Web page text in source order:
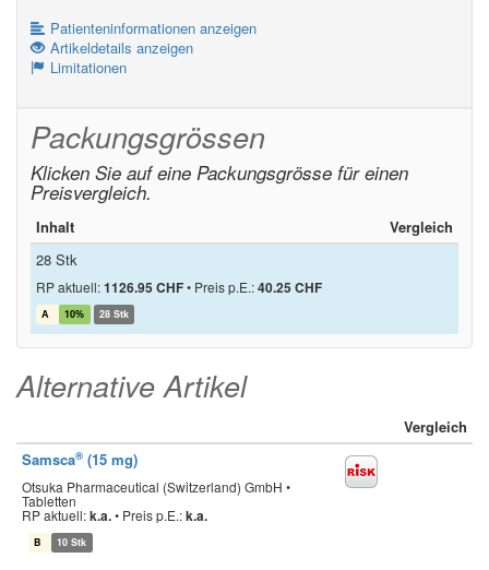
Patienteninformationen anzeigen
Artikeldetails anzeigen
Limitationen
Packungsgrössen
Klicken Sie auf eine Packungsgrösse für einen
Preisvergleich.
Inhalt
Vergleich
28 Stk
RP aktuell:1126.95 CHF• Preis p.E.:40.25 CHF
A 10% 28 Stk
Alternative Artikel
Vergleich
Samsca® (15 mg)
Otsuka Pharmaceutical (Switzerland) GmbH •
Tabletten
RP aktuell:k.a.• Preis p.E.:k.a.
B 10 Stk